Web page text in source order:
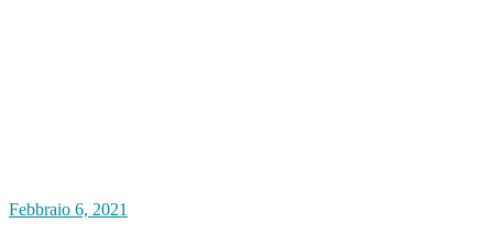
Febbraio 6, 2021